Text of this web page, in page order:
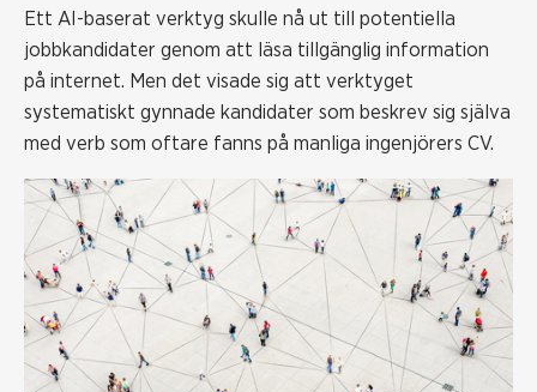
Ett AI-baserat verktyg skulle nå ut till potentiella
jobbkandidater genom att läsa tillgänglig information
på internet. Men det visade sig att verktyget
systematiskt gynnade kandidater som beskrev sig själva
med verb som oftare fanns på manliga ingenjörers CV.